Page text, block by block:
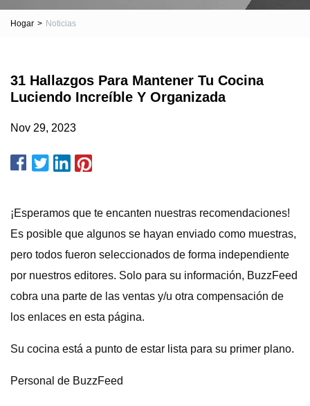
Hogar > Noticias
31 Hallazgos Para Mantener Tu Cocina
Luciendo Increíble Y Organizada
Nov 29, 2023
¡Esperamos que te encanten nuestras recomendaciones!
Es posible que algunos se hayan enviado como muestras,
pero todos fueron seleccionados de forma independiente
por nuestros editores. Solo para su información, BuzzFeed
cobra una parte de las ventas y/u otra compensación de
los enlaces en esta página.
Su cocina está a punto de estar lista para su primer plano.
Personal de BuzzFeed